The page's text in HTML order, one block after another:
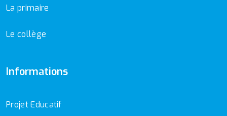
La primaire
Le collège
Informations
Projet Educatif